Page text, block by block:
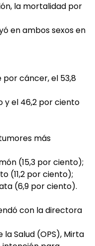
la mortalidad por
en ambos sexos en
por cáncer, el 53,8
y el 46,2 por ciento
más
(15,3 por ciento);
(11,2 por ciento);
(6,9 por ciento).
con la directora
Salud (OPS), Mirta